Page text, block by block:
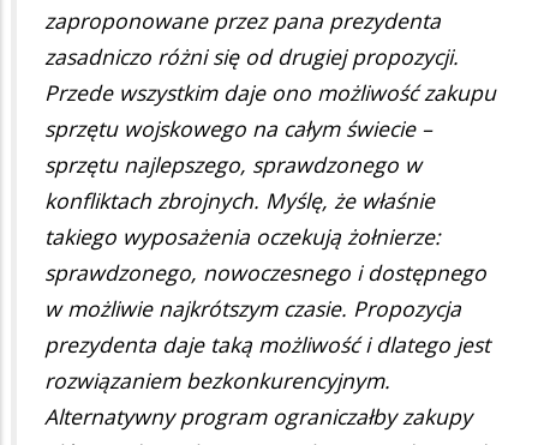
zaproponowane przez pana prezydenta
zasadniczo różni się od drugiej propozycji.
Przede wszystkim daje ono możliwość zakupu
sprzętu wojskowego na całym świecie –
sprzętu najlepszego, sprawdzonego w
konfliktach zbrojnych. Myślę, że właśnie
takiego wyposażenia oczekują żołnierze:
sprawdzonego, nowoczesnego i dostępnego
w możliwie najkrótszym czasie. Propozycja
prezydenta daje taką możliwość i dlatego jest
rozwiązaniem bezkonkurencyjnym.
Alternatywny program ograniczałby zakupy